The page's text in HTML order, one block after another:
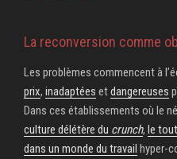
La reconversion comme
Les problèmes commencent à
prix, inadaptées etdangereuses
Dans ces établissements où le
culture délétère du crunch, le
dans un monde du travail hyper-